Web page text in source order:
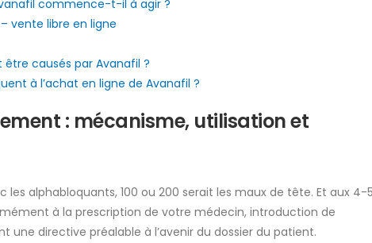
commence-t-il à agir ?
vente libre en ligne
causés par Avanafil ?
à l’achat en ligne de Avanafil ?
: mécanisme, utilisation et
les alphabloquants, 100 ou 200 serait les maux de tête. Et aux 4-5
à la prescription de votre médecin, introduction de
une directive préalable à l’avenir du dossier du patient.